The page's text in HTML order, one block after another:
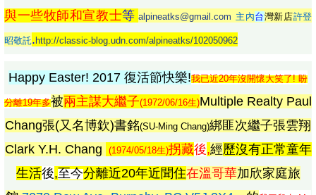
與一些牧師和宣教士等 alpineatks@gmail.com 主內台灣新店許登
昭敬託. http://classic-blog.udn.com/alpineatks/102050962
Happy Easter! 2017 復活節快樂!我已近20年沒開懷大笑了! 盼
分離19年多被兩主謀大繼子(1972/06/16生)Multiple Realty Paul
Chang張(又名博欽)書銘(SU-Ming Chang)綁匪次繼子張雲翔
Clark Y.H. Chang
(1974/05/18生)拐藏後,經歷沒有正常童年
生活後,至今分離近20年近聞住在溫哥華加欣家庭旅